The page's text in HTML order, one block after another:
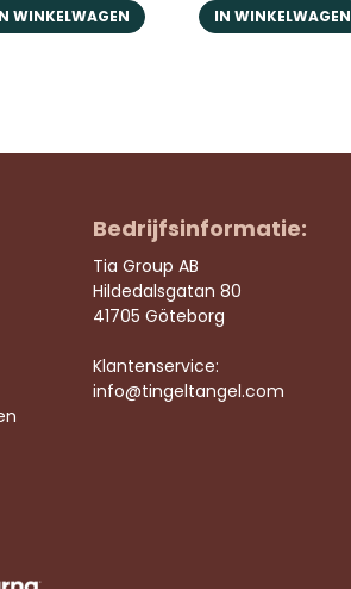
WINKELWAGEN IN WINKELWAGEN
Bedrijfsinformatie:
Tia Group AB
Hildedalsgatan 80
41705 Göteborg
Klantenservice:
info@tingeltangel.com